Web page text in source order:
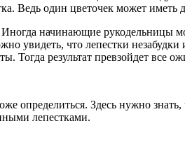
Ведь один цветочек может иметь
начинающие рукодельницы
увидеть, что лепестки
Тогда результат превзойдет все
определиться. Здесь нужно
лепестками.